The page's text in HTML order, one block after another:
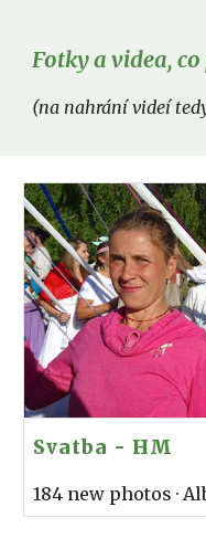
Fotky a videa,
(na nahrání videí
Svatba - HM
184 new photos ·